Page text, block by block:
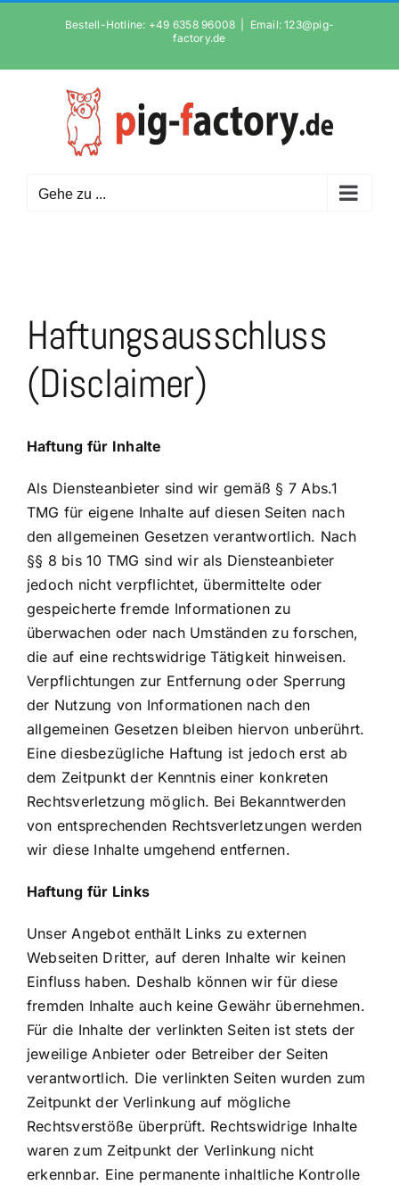
Bestell-Hotline: +49 6358 96008
Email: 123@pig-
factory.de
Gehe zu ...
Haftungsausschluss
(Disclaimer)
Haftung für Inhalte
Als Diensteanbieter sind wir gemäß § 7 Abs.1
TMG für eigene Inhalte auf diesen Seiten nach
den allgemeinen Gesetzen verantwortlich. Nach
§§ 8 bis 10 TMG sind wir als Diensteanbieter
jedoch nicht verpflichtet, übermittelte oder
gespeicherte fremde Informationen zu
überwachen oder nach Umständen zu forschen,
die auf eine rechtswidrige Tätigkeit hinweisen.
Verpflichtungen zur Entfernung oder Sperrung
der Nutzung von Informationen nach den
allgemeinen Gesetzen bleiben hiervon unberührt.
Eine diesbezügliche Haftung ist jedoch erst ab
dem Zeitpunkt der Kenntnis einer konkreten
Rechtsverletzung möglich. Bei Bekanntwerden
von entsprechenden Rechtsverletzungen werden
wir diese Inhalte umgehend entfernen.
Haftung für Links
Unser Angebot enthält Links zu externen
Webseiten Dritter, auf deren Inhalte wir keinen
Einfluss haben. Deshalb können wir für diese
fremden Inhalte auch keine Gewähr übernehmen.
Für die Inhalte der verlinkten Seiten ist stets der
jeweilige Anbieter oder Betreiber der Seiten
verantwortlich. Die verlinkten Seiten wurden zum
Zeitpunkt der Verlinkung auf mögliche
Rechtsverstöße überprüft. Rechtswidrige Inhalte
waren zum Zeitpunkt der Verlinkung nicht
erkennbar. Eine permanente inhaltliche Kontrolle